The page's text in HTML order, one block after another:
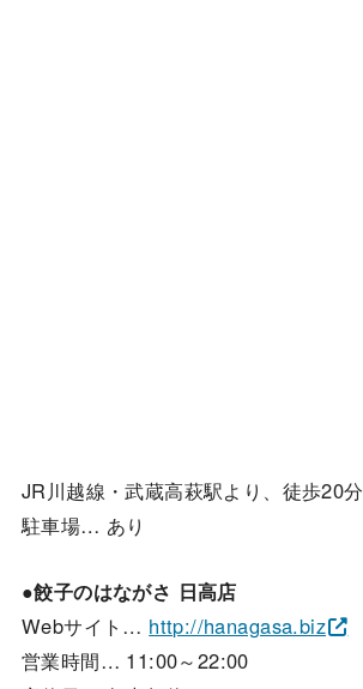
JR川越線・武蔵高萩駅より、徒歩20分
駐車場… あり
●餃子のはながさ 日高店
Webサイト… http://hanagasa.biz
営業時間… 11:00～22:00